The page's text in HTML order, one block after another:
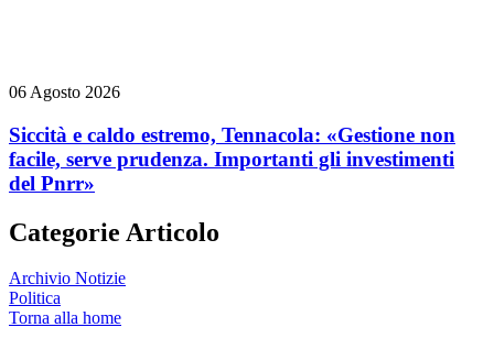
06 Agosto 2026
Siccità e caldo estremo, Tennacola: «Gestione non
facile, serve prudenza. Importanti gli investimenti
del Pnrr»
Categorie Articolo
Archivio Notizie
Politica
Torna alla home